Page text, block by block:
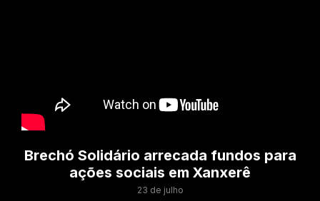
Brechó Solidário arrecada fundos para
ações sociais em Xanxerê
23 de julho